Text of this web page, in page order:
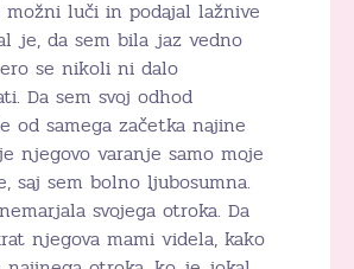
možni luči in podajal lažnive
je, da sem bila jaz vedno
se nikoli ni dalo
Da sem svoj odhod
od samega začetka najine
njegovo varanje samo moje
saj sem bolno ljubosumna.
svojega otroka. Da
njegova mami videla, kako